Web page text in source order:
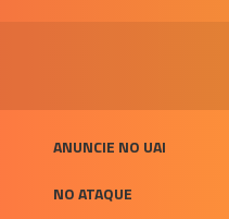
ANUNCIE NO UAI
NO ATAQUE